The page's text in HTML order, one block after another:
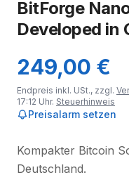
BitForge
Developed in
249,00 €
Endpreis inkl. USt., zzgl.
17:12 Uhr. Steuerhinweis
Preisalarm setzen
Kompakter Bitcoin
Deutschland.